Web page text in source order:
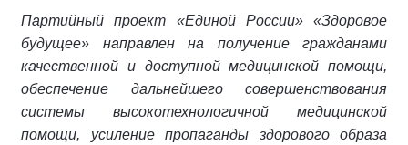
Партийный проект «Единой России» «Здоровое
будущее» направлен на получение гражданами
качественной и доступной медицинской помощи,
обеспечение дальнейшего совершенствования
системы высокотехнологичной медицинской
помощи, усиление пропаганды здорового образа